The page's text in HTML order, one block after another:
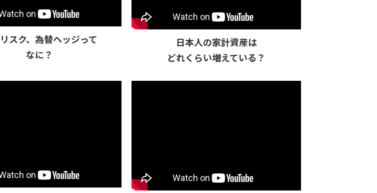
スク、為替ヘッジって
なに？
日本人の家計資産は
どれくらい増えている？